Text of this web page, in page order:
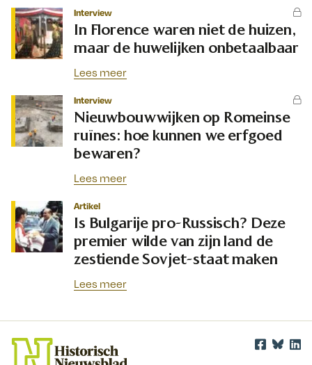
Interview
In Florence waren niet de huizen,
maar de huwelijken onbetaalbaar
Lees meer
Interview
Nieuwbouwwijken op Romeinse
ruïnes: hoe kunnen we erfgoed
bewaren?
Lees meer
Artikel
Is Bulgarije pro-Russisch? Deze
premier wilde van zijn land de
zestiende Sovjet-staat maken
Lees meer